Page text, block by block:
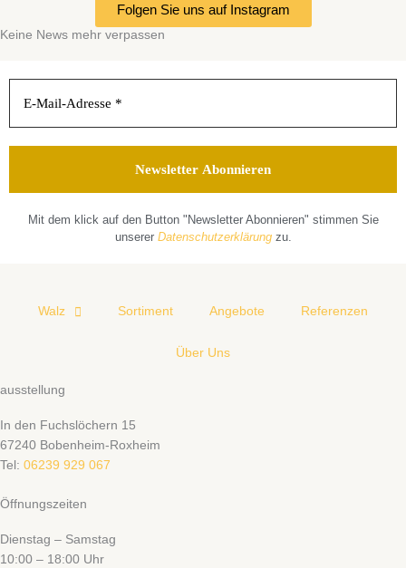
Folgen Sie uns auf Instagram
Keine News mehr verpassen
Mit dem klick auf den Button "Newsletter Abonnieren" stimmen Sie
unserer Datenschutzerklärungzu.
Walz Sortiment Angebote Referenzen
Über Uns
ausstellung
In den Fuchslöchern 15
67240 Bobenheim-Roxheim
Tel: 06239 929 067
Öffnungszeiten
Dienstag – Samstag
10:00 – 18:00 Uhr